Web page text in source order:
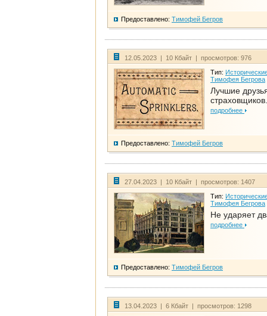
Предоставлено: Тимофей Бегров
12.05.2023 | 10 Кбайт | просмотров: 976
Тип:
Тимофея Бегрова
Лучшие
подробнее
Предоставлено: Тимофей Бегров
27.04.2023 | 10 Кбайт | просмотров: 1407
Тип:
Тимофея Бегрова
Не ударяет
подробнее
Предоставлено: Тимофей Бегров
13.04.2023 | 6 Кбайт | просмотров: 1298